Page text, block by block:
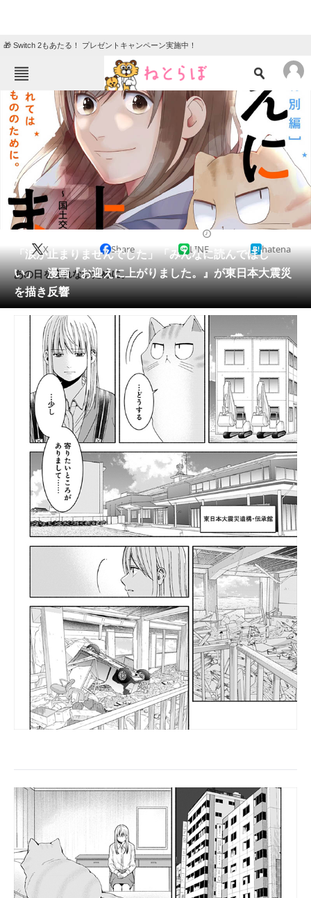
🎁 Switch 2もあたる！ プレゼントキャンペーン実施中！
ねとらぼメニュー
TOP ニュース
エンタメ クイズ
グルメ 地域
住まい 教育・育児
動物 リサーチ
会員記事
メディア
注目記事を集めた総合ページ
ITの今と未来を見通す
スマホと通信の最新トレンド
進化するPCとデバイスの未来
好きが集まる 比べて選べる
ビジネスと働き方のヒント
AI活用のいまが分かる
企業ITのトレンドを詳説
経営リーダーのコミュニティ
マーケ×ITの今がよく分かる
ITエンジニア向け専門サイト
企業向けIT製品の総合サイト
IT製品の技術・比較・事例
製造業のIT導入・活用を支援
モノづくり技術者専門サイト
電子設計の基本と応用
建設×テクノロジーの最前線
ちょっと気になるネットの話題
「涙が止まりませんでした」「みんなに読んでほし
い」 漫画『お迎えに上がりました。』が東日本大震災
を描き反響
X Share LINE hatena
あの日を忘れないために。